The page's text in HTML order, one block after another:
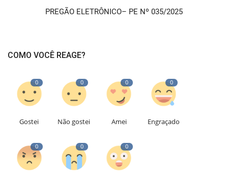
PREGÃO ELETRÔNICO– PE Nº 035/2025
COMO VOCÊ REAGE?
0
Gostei
0
Não gostei
0
Amei
0
Engraçado
0 0 0